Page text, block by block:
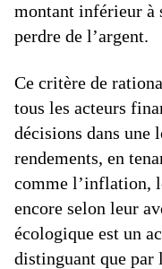
montant inférieur à
perdre de l’argent.
Ce critère de
tous les acteurs
décisions dans une
rendements, en
comme l’inflation,
encore selon leur
écologique est un
distinguant que par